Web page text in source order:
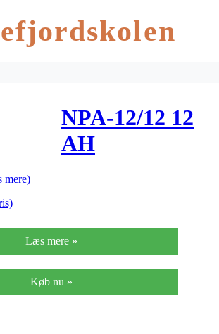
NPA-12/12 12
AH
mere)
Læs mere »
Køb nu »